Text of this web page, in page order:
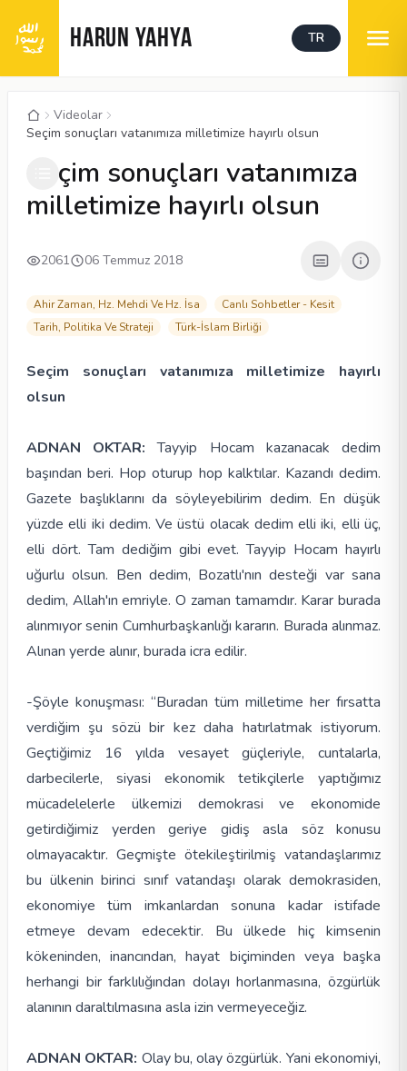
HARUN YAHYA TR
Videolar
Seçim sonuçları vatanımıza milletimize hayırlı olsun
CC 00:05 / 04:13 1080P
Seçim sonuçları vatanımıza
milletimize hayırlı olsun
2061 06 Temmuz 2018
Ahir Zaman, Hz. Mehdi Ve Hz. İsa
Canlı Sohbetler - Kesit
Tarih, Politika Ve Strateji
Türk-İslam Birliği
Seçim sonuçları vatanımıza milletimize hayırlı
olsun
ADNAN OKTAR: Tayyip Hocam kazanacak dedim
başından beri. Hop oturup hop kalktılar. Kazandı dedim.
Gazete başlıklarını da söyleyebilirim dedim. En düşük
yüzde elli iki dedim. Ve üstü olacak dedim elli iki, elli üç,
elli dört. Tam dediğim gibi evet. Tayyip Hocam hayırlı
uğurlu olsun. Ben dedim, Bozatlı'nın desteği var sana
dedim, Allah'ın emriyle. O zaman tamamdır. Karar burada
alınmıyor senin Cumhurbaşkanlığı kararın. Burada alınmaz.
Alınan yerde alınır, burada icra edilir.
-Şöyle konuşması: “Buradan tüm milletime her fırsatta
verdiğim şu sözü bir kez daha hatırlatmak istiyorum.
Geçtiğimiz 16 yılda vesayet güçleriyle, cuntalarla,
darbecilerle, siyasi ekonomik tetikçilerle yaptığımız
mücadelelerle ülkemizi demokrasi ve ekonomide
getirdiğimiz yerden geriye gidiş asla söz konusu
olmayacaktır. Geçmişte ötekileştirilmiş vatandaşlarımız
bu ülkenin birinci sınıf vatandaşı olarak demokrasiden,
ekonomiye tüm imkanlardan sonuna kadar istifade
etmeye devam edecektir. Bu ülkede hiç kimsenin
kökeninden, inancından, hayat biçiminden veya başka
herhangi bir farklılığından dolayı horlanmasına, özgürlük
alanının daraltılmasına asla izin vermeyeceğiz.
ADNAN OKTAR: Olay bu, olay özgürlük. Yani ekonomiyi,